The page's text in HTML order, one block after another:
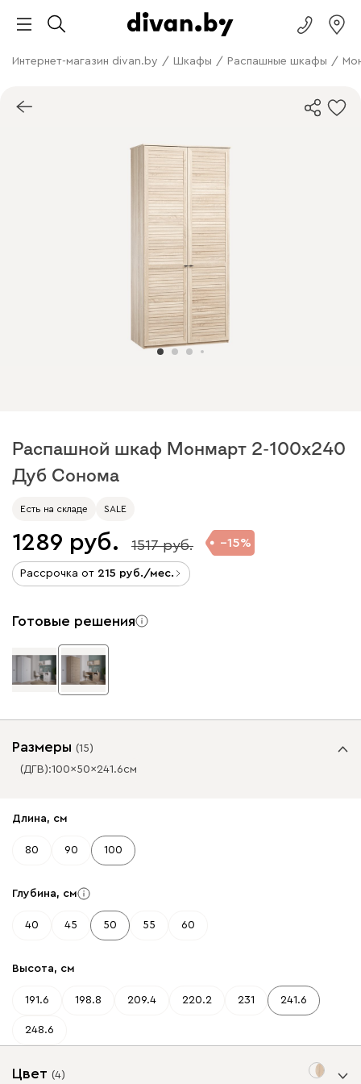
Интернет-магазин divan.by / Шкафы / Распашные шкафы /
Распашной шкаф Монмарт 2-100x240
Дуб Сонома
Есть на складе SALE
1289 1517 15
Рассрочка от 215 /мес.
Готовые решения
Размеры (15)
(ДГВ):100 ✕ 50 ✕ 241.6см
Длина, см
80 90 100
Глубина, см
40 45 50 55 60
Высота, см
191.6 198.8 209.4 220.2 231 241.6
248.6
Цвет (4)